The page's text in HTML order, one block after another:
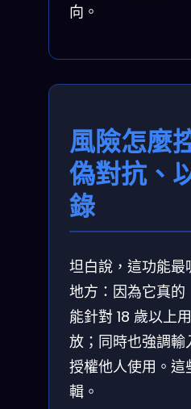
向。
風險怎麼
偽對抗、
錄
坦白說，這功能
地方：因為它真
能針對 18 歲以上
放；同時也強調
授權他人使用。
輯。